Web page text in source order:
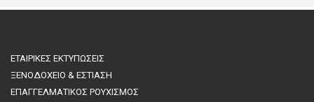
πάνω. Ξύλο
ΕΤΑΙΡΙΚΕΣ ΕΚΤΥΠΩΣΕΙΣ
ΞΕΝΟΔΟΧΕΙΟ & ΕΣΤΙΑΣΗ
ΕΠΑΓΓΕΛΜΑΤΙΚΟΣ ΡΟΥΧΙΣΜΟΣ